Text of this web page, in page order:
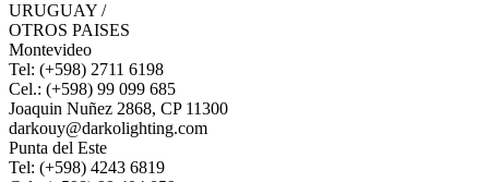
URUGUAY /
OTROS PAISES
Montevideo
Tel: (+598) 2711 6198
Cel.: (+598) 99 099 685
Joaquin Nuñez 2868, CP 11300
darkouy@darkolighting.com
Punta del Este
Tel: (+598) 4243 6819